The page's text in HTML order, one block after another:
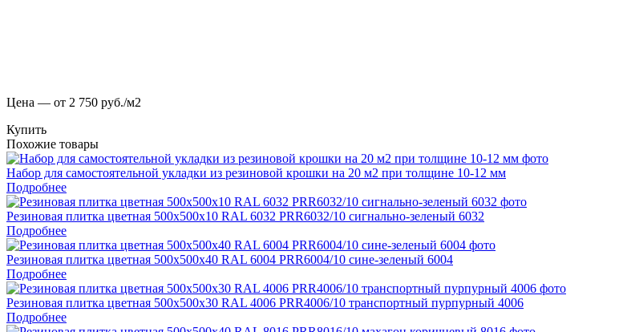
Цена — от 2 750 руб./м2
Купить
Похожие товары
Набор для самостоятельной укладки из резиновой крошки на 20 м2 при толщине 10-12 мм
Подробнее
Резиновая плитка цветная 500х500х10 RAL 6032 PRR6032/10 сигнально-зеленый 6032
Подробнее
Резиновая плитка цветная 500х500х40 RAL 6004 PRR6004/10 сине-зеленый 6004
Подробнее
Резиновая плитка цветная 500х500х30 RAL 4006 PRR4006/10 транспортный пурпурный 4006
Подробнее